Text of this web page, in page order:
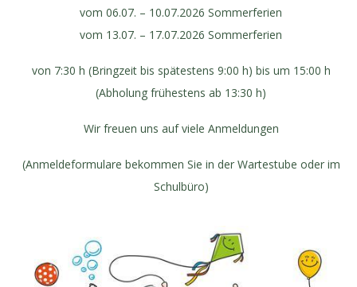
vom 06.07. – 10.07.2026 Sommerferien
vom 13.07. – 17.07.2026 Sommerferien
von 7:30 h (Bringzeit bis spätestens 9:00 h) bis um 15:00 h
(Abholung frühestens ab 13:30 h)
Wir freuen uns auf viele Anmeldungen
(Anmeldeformulare bekommen Sie in der Wartestube oder im
Schulbüro)